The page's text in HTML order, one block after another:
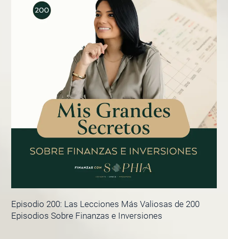
Episodio 200: Las Lecciones Más Valiosas de 200
Episodios Sobre Finanzas e Inversiones